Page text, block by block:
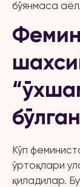
бўянмаса
Кўп
ўртоқлари
қиладилар.